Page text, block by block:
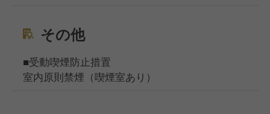
その他
■受動喫煙防止措置
室内原則禁煙（喫煙室あり）